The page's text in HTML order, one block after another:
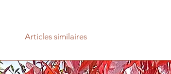
Articles similaires